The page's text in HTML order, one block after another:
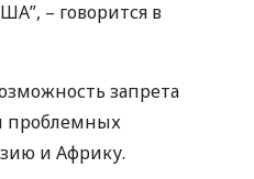
”, – говорится в
запрета
проблемных
и Африку.